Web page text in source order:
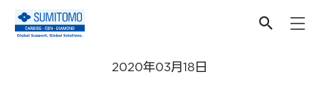
ニュース
2020年03月18日